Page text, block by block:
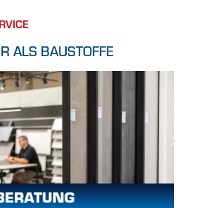
ALS BAUSTOFFE